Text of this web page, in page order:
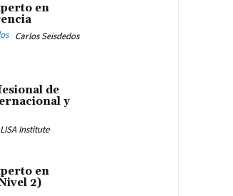
en
Carlos Seisdedos
de
y
LISA Institute
en
2)